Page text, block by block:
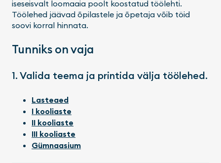
iseseisvalt loomaaia poolt koostatud töölehti.
Töölehed jäävad õpilastele ja õpetaja võib töid
soovi korral hinnata.
Tunniks on vaja
1. Valida teema ja printida välja töölehed.
Lasteaed
I kooliaste
II kooliaste
III kooliaste
Gümnaasium